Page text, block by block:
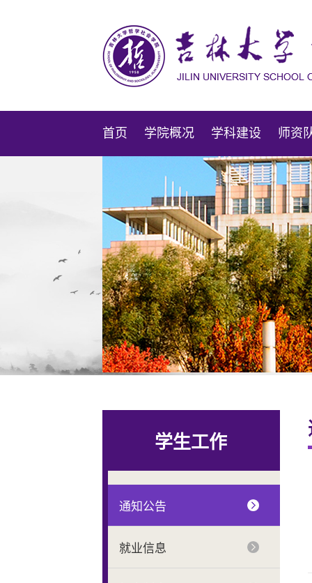
首页 学院概况 学科建设 师资
学生工作
通知公告
就业信息